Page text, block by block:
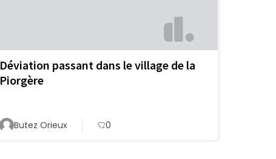
Déviation passant dans le village de la
Piorgère
Butez Orieux 0